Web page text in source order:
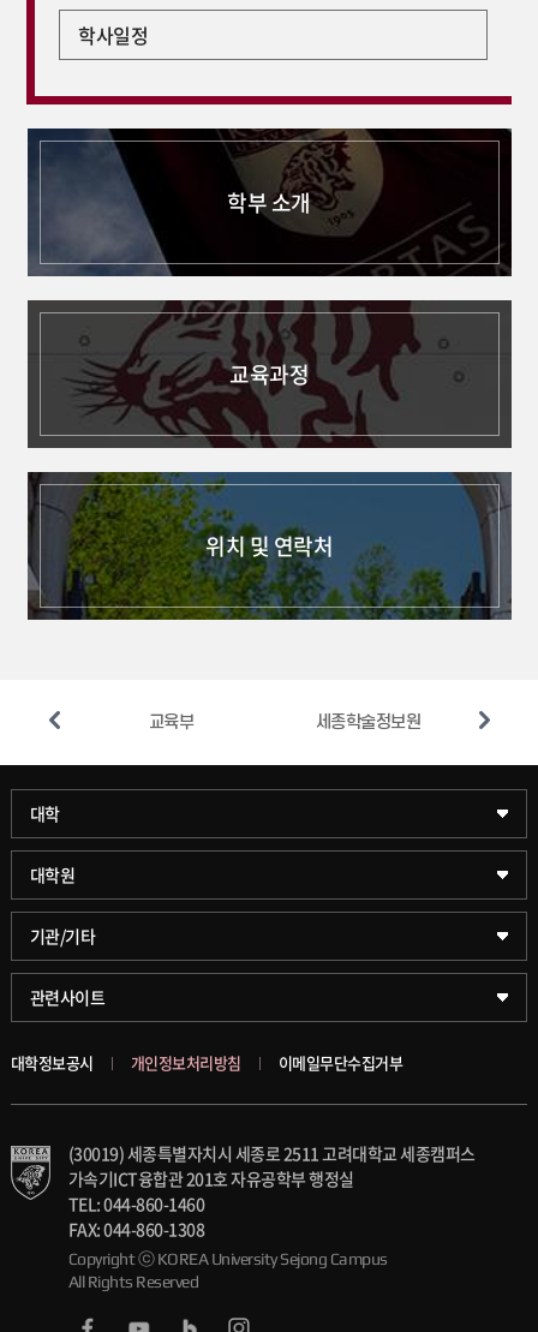
학사일정
학부 소개
교육과정
위치 및 연락처
캠퍼스 교육부 세종학술정보원
대학
과학기술대학
약학대학
글로벌비즈니스대학
공공정책대학
스마트도시학부
대학원
일반대학원
문화스포츠대학원
창업경영대학원
융합과학대학원
가속기과학과(일반대학원)
기관/기타
학술정보원(도서관)
학술정보팀
국제교류교육원
대학일자리플러스센터
세종학생상담센터
세종창업교육센터
관련사이트
KUPID
블랙보드
의료원
발전기금
인재양성통합관리시스템(KUSEUM)
대학정보공시 개인정보처리방침 이메일무단수집거부
(30019) 세종특별자치시 세종로 2511 고려대학교 세종캠퍼스
가속기ICT융합관 201호 자유공학부 행정실
TEL: 044-860-1460
FAX: 044-860-1308
Copyright ⓒ KOREA University Sejong Campus
All Rights Reserved